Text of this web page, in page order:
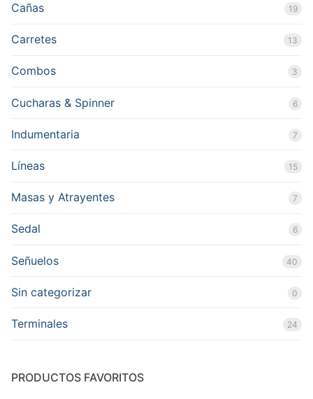
Cañas 19
Carretes 13
Combos 3
Cucharas & Spinner 6
Indumentaria 7
Líneas 15
Masas y Atrayentes 7
Sedal 6
Señuelos 40
Sin categorizar 0
Terminales 24
PRODUCTOS FAVORITOS